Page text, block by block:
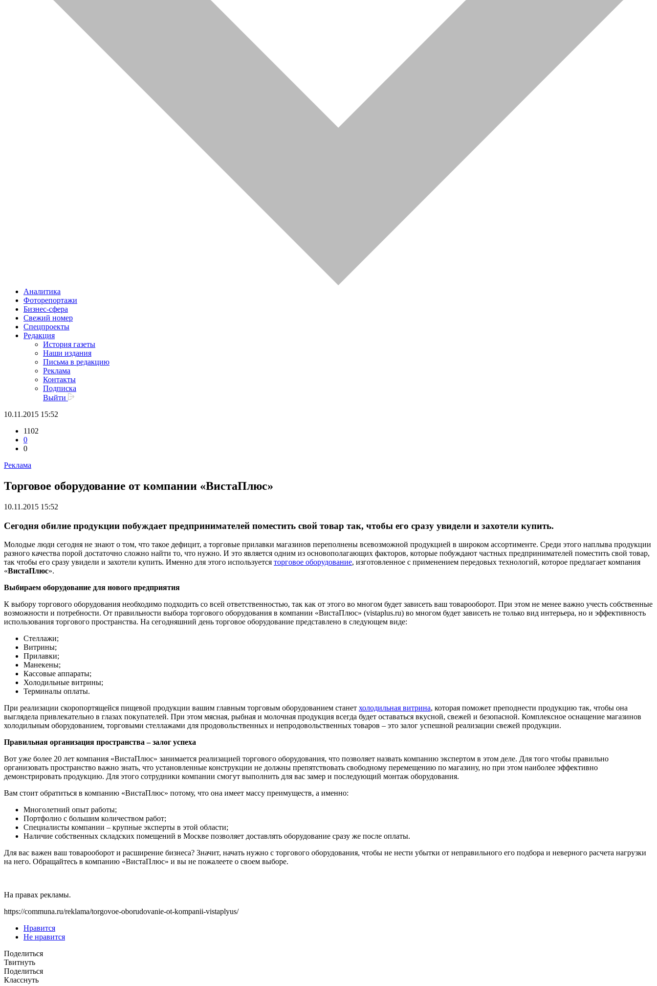
Аналитика
Фоторепортажи
Бизнес-сфера
Свежий номер
Спецпроекты
Редакция
История газеты
Наши издания
Письма в редакцию
Реклама
Контакты
Подписка
Выйти
10.11.2015 15:52
1102
0
0
Реклама
Торговое оборудование от компании «ВистаПлюс»
10.11.2015 15:52
Сегодня обилие продукции побуждает предпринимателей поместить свой товар так, чтобы его сразу увидели и захотели купить.
Молодые люди сегодня не знают о том, что такое дефицит, а торговые прилавки магазинов переполнены всевозможной продукцией в широком ассортименте. Среди этого наплыва продукции
разного качества порой достаточно сложно найти то, что нужно. И это является одним из основополагающих факторов, которые побуждают частных предпринимателей поместить свой товар,
так чтобы его сразу увидели и захотели купить. Именно для этого используется торговое оборудование, изготовленное с применением передовых технологий, которое предлагает компания
«ВистаПлюс».
Выбираем оборудование для нового предприятия
К выбору торгового оборудования необходимо подходить со всей ответственностью, так как от этого во многом будет зависеть ваш товарооборот. При этом не менее важно учесть собственные
возможности и потребности. От правильности выбора торгового оборудования в компании «ВистаПлюс» (vistaplus.ru) во многом будет зависеть не только вид интерьера, но и эффективность
использования торгового пространства. На сегодняшний день торговое оборудование представлено в следующем виде:
Стеллажи;
Витрины;
Прилавки;
Манекены;
Кассовые аппараты;
Холодильные витрины;
Терминалы оплаты.
При реализации скоропортящейся пищевой продукции вашим главным торговым оборудованием станет холодильная витрина, которая поможет преподнести продукцию так, чтобы она
выглядела привлекательно в глазах покупателей. При этом мясная, рыбная и молочная продукция всегда будет оставаться вкусной, свежей и безопасной. Комплексное оснащение магазинов
холодильным оборудованием, торговыми стеллажами для продовольственных и непродовольственных товаров – это залог успешной реализации свежей продукции.
Правильная организация пространства – залог успеха
Вот уже более 20 лет компания «ВистаПлюс» занимается реализацией торгового оборудования, что позволяет назвать компанию экспертом в этом деле. Для того чтобы правильно
организовать пространство важно знать, что установленные конструкции не должны препятствовать свободному перемещению по магазину, но при этом наиболее эффективно
демонстрировать продукцию. Для этого сотрудники компании смогут выполнить для вас замер и последующий монтаж оборудования.
Вам стоит обратиться в компанию «ВистаПлюс» потому, что она имеет массу преимуществ, а именно:
Многолетний опыт работы;
Портфолио с большим количеством работ;
Специалисты компании – крупные эксперты в этой области;
Наличие собственных складских помещений в Москве позволяет доставлять оборудование сразу же после оплаты.
Для вас важен ваш товарооборот и расширение бизнеса? Значит, начать нужно с торгового оборудования, чтобы не нести убытки от неправильного его подбора и неверного расчета нагрузки
на него. Обращайтесь в компанию «ВистаПлюс» и вы не пожалеете о своем выборе.
На правах рекламы.
https://communa.ru/reklama/torgovoe-oborudovanie-ot-kompanii-vistaplyus/
Нравится
Не нравится
Поделиться
Твитнуть
Поделиться
Класснуть